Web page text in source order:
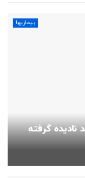
بیماریها
نادیده گرفته